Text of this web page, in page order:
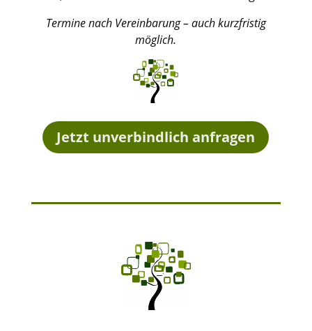
Termine nach Vereinbarung – auch kurzfristig
möglich.
Jetzt unverbindlich anfragen